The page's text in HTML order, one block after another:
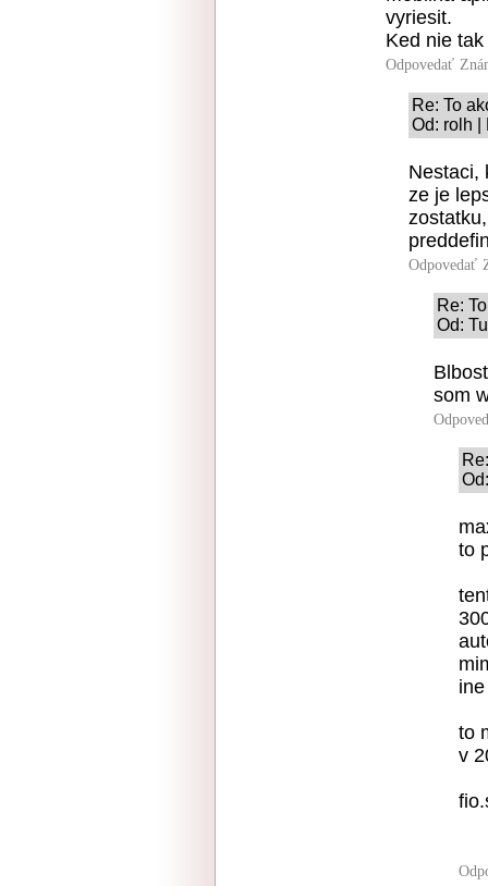
vyriesit.
Ked nie
Odpovedať
Re: To
Od: rolh |
Nestaci,
ze je
Odpovedať
Re:
Od:
som
to
to
v